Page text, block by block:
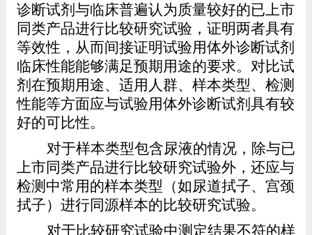
诊断试剂与临床普遍认为质量较好的已上市
同类产品进行比较研究试验，证明两者具有
等效性，从而间接证明试验用体外诊断试剂
临床性能能够满足预期用途的要求。对比试
剂在预期用途、适用人群、样本类型、检测
性能等方面应与试验用体外诊断试剂具有较
好的可比性。
对于样本类型包含尿液的情况，除与已
上市同类产品进行比较研究试验外，还应与
检测中常用的样本类型（如尿道拭子、宫颈
拭子）进行同源样本的比较研究试验。
对于比较研究试验中测定结果不符的样